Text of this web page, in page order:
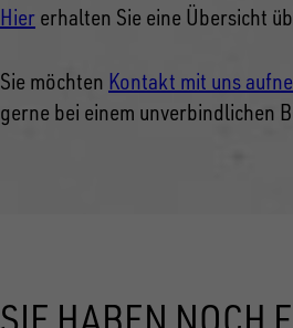
Hier erhalten Sie eine Übersicht
Sie möchten Kontakt mit uns
gerne bei einem unverbindlichen